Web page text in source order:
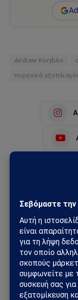
Andrew Korybko
πυρηνικά
Sahiel Newsroom
Facebook
X
(Twitter)
Pinterest
Το Sahiel.gr είναι
και ανάλυσης με
ασφάλεια, τα εθνικά
που επηρεάζουν